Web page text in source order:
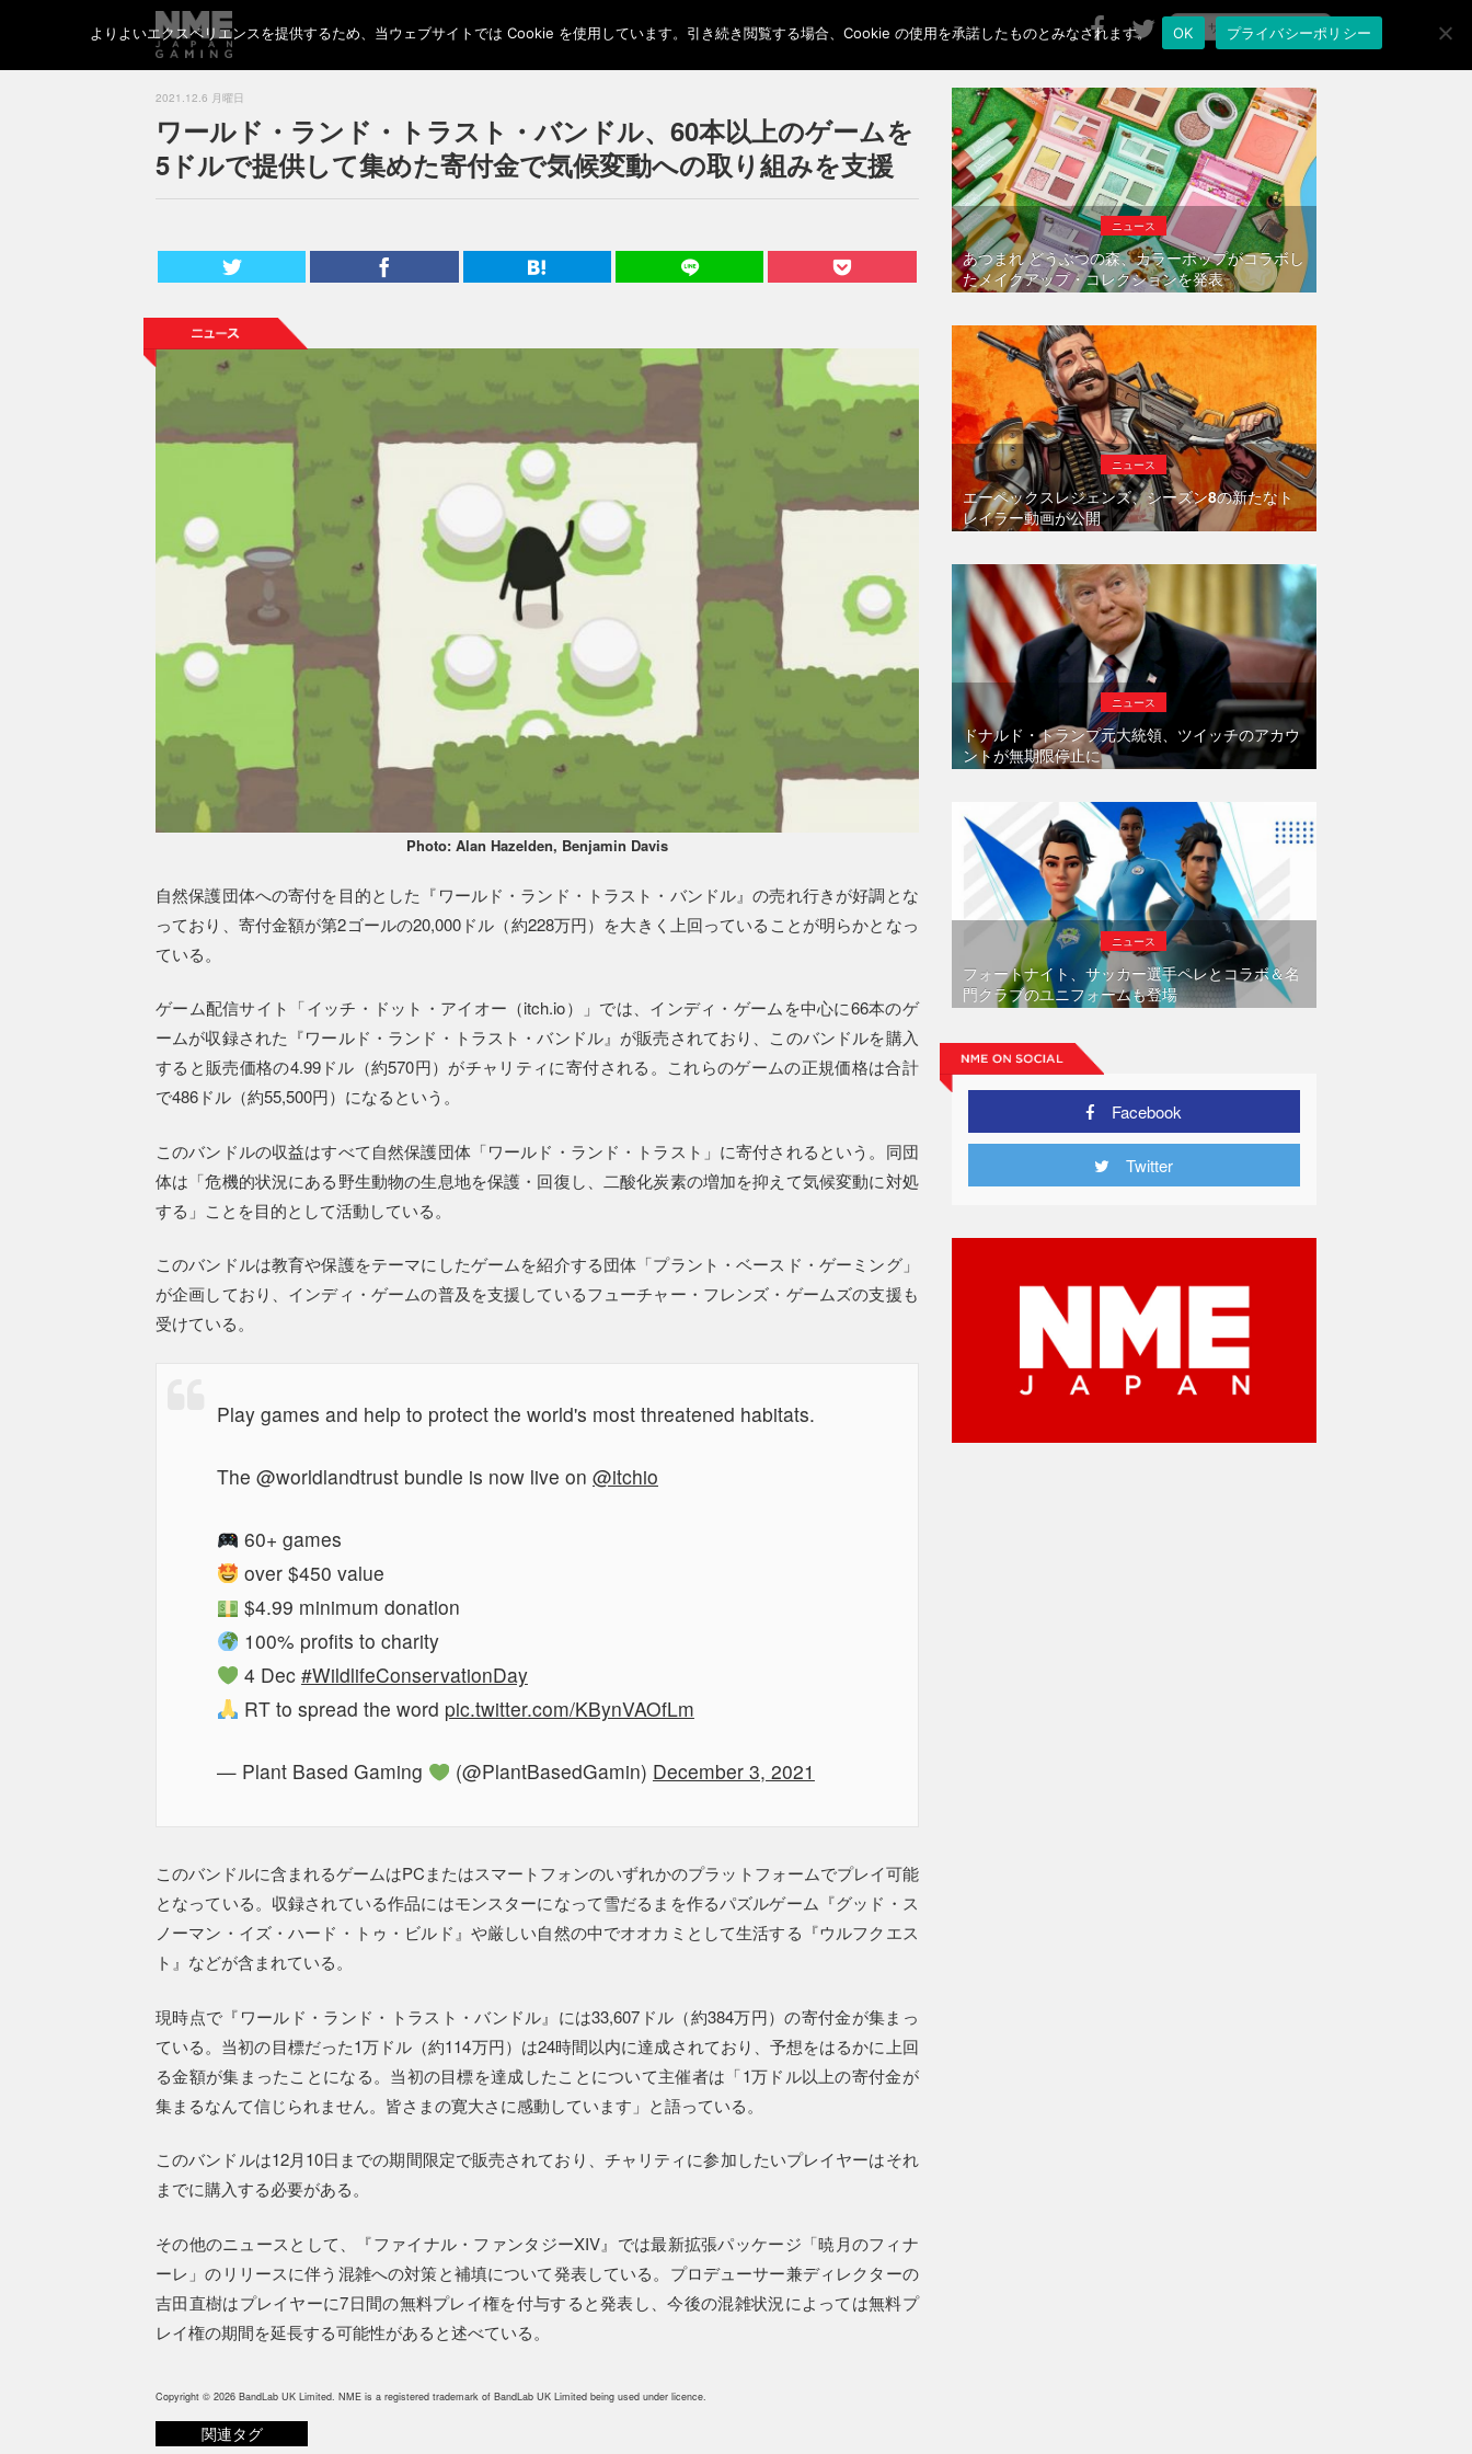
2021.12.6 月曜日
ワールド・ランド・トラスト・バンドル、60本以上のゲームを
5ドルで提供して集めた寄付金で気候変動への取り組みを支援
Photo: Alan Hazelden, Benjamin Davis
自然保護団体への寄付を目的とした『ワールド・ランド・トラスト・バンドル』の売れ行きが好調とな
っており、寄付金額が第2ゴールの20,000ドル（約228万円）を大きく上回っていることが明らかとなっ
ている。
ゲーム配信サイト「イッチ・ドット・アイオー（itch.io）」では、インディ・ゲームを中心に66本のゲ
ームが収録された『ワールド・ランド・トラスト・バンドル』が販売されており、このバンドルを購入
すると販売価格の4.99ドル（約570円）がチャリティに寄付される。これらのゲームの正規価格は合計
で486ドル（約55,500円）になるという。
このバンドルの収益はすべて自然保護団体「ワールド・ランド・トラスト」に寄付されるという。同団
体は「危機的状況にある野生動物の生息地を保護・回復し、二酸化炭素の増加を抑えて気候変動に対処
する」ことを目的として活動している。
このバンドルは教育や保護をテーマにしたゲームを紹介する団体「プラント・ベースド・ゲーミング」
が企画しており、インディ・ゲームの普及を支援しているフューチャー・フレンズ・ゲームズの支援も
受けている。
Play games and help to protect the world's most threatened habitats.
The @worldlandtrust bundle is now live on @itchio
60+ games
over $450 value
$4.99 minimum donation
100% profits to charity
4 Dec #WildlifeConservationDay
RT to spread the word pic.twitter.com/KBynVAOfLm
— Plant Based Gaming (@PlantBasedGamin) December 3, 2021
このバンドルに含まれるゲームはPCまたはスマートフォンのいずれかのプラットフォームでプレイ可能
となっている。収録されている作品にはモンスターになって雪だるまを作るパズルゲーム『グッド・ス
ノーマン・イズ・ハード・トゥ・ビルド』や厳しい自然の中でオオカミとして生活する『ウルフクエス
ト』などが含まれている。
現時点で『ワールド・ランド・トラスト・バンドル』には33,607ドル（約384万円）の寄付金が集まっ
ている。当初の目標だった1万ドル（約114万円）は24時間以内に達成されており、予想をはるかに上回
る金額が集まったことになる。当初の目標を達成したことについて主催者は「1万ドル以上の寄付金が
集まるなんて信じられません。皆さまの寛大さに感動しています」と語っている。
このバンドルは12月10日までの期間限定で販売されており、チャリティに参加したいプレイヤーはそれ
までに購入する必要がある。
その他のニュースとして、『ファイナル・ファンタジーXIV』では最新拡張パッケージ「暁月のフィナ
ーレ」のリリースに伴う混雑への対策と補填について発表している。プロデューサー兼ディレクターの
吉田直樹はプレイヤーに7日間の無料プレイ権を付与すると発表し、今後の混雑状況によっては無料プ
レイ権の期間を延長する可能性があると述べている。
Copyright © 2026 BandLab UK Limited. NME is a registered trademark of BandLab UK Limited being used under licence.
関連タグ
ニュース
あつまれ どうぶつの森、カラーポップがコラボし
たメイクアップ・コレクションを発表
ニュース
エーペックスレジェンズ、シーズン8の新たなト
レイラー動画が公開
ニュース
ドナルド・トランプ元大統領、ツイッチのアカウ
ントが無期限停止に
ニュース
フォートナイト、サッカー選手ペレとコラボ＆名
門クラブのユニフォームも登場
Facebook
Twitter
よりよいエクスペリエンスを提供するため、当ウェブサイトでは Cookie を使用しています。引き続き閲覧する場合、Cookie の使用を承諾したものとみなされます。 OK プライバシーポリシー